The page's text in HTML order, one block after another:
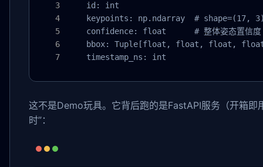
    id: int
keypoints: np.ndarray  # shape=(17,
    confidence: float      # 整体姿态置信度
bbox: Tuple[float, float, float,
    timestamp_ns: int
这不是Demo玩具。它背后跑的是FastAPI服务（开箱即
时”：